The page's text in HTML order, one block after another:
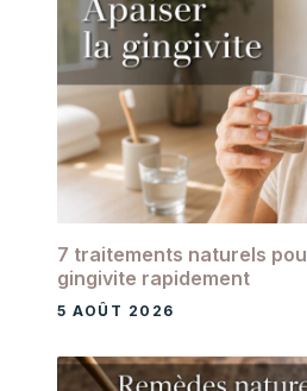
7 traitements naturels
gingivite rapidement
5 AOÛT 2026